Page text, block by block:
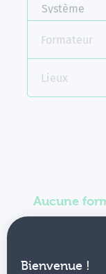
Bienvenue !
Système
Formateur
Lieux
Aucune
Vous pouvez